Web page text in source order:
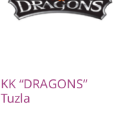
KK “DRAGONS”
Tuzla